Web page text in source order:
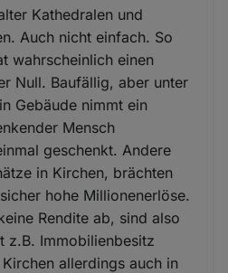
Kathedralen und
Auch nicht einfach. So
wahrscheinlich einen
Null. Baufällig, aber unter
Gebäude nimmt ein
Mensch
geschenkt. Andere
in Kirchen, brächten
hohe Millionenerlöse.
Rendite ab, sind also
z.B. Immobilienbesitz
allerdings auch in